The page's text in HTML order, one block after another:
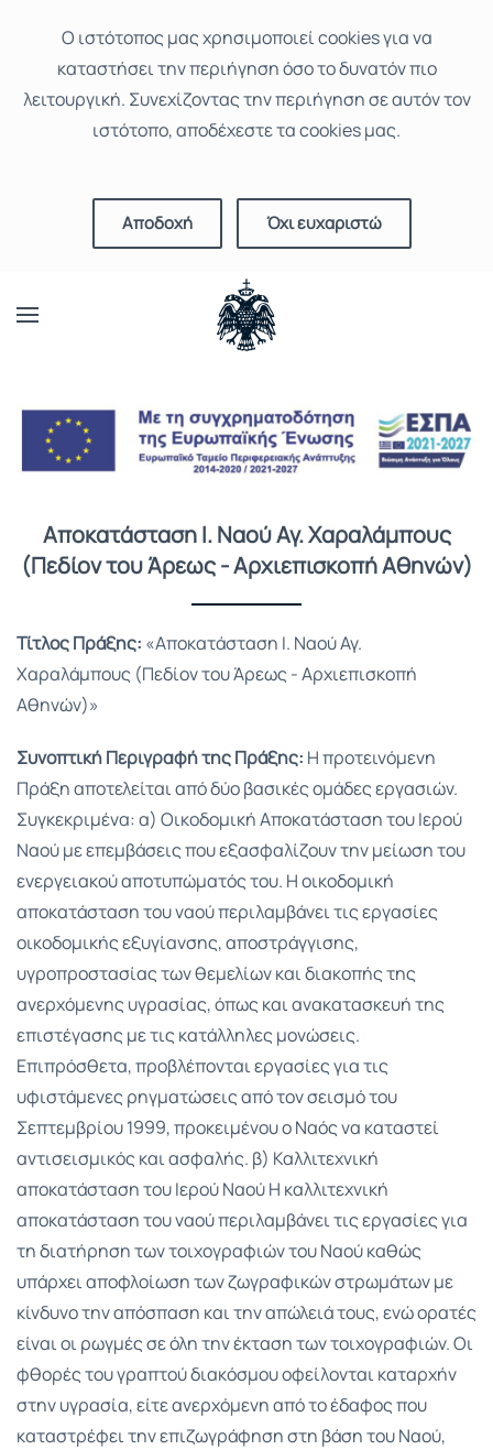
Ο ιστότοπoς μας χρησιμοποιεί cookies για να
καταστήσει την περιήγηση όσο το δυνατόν πιο
λειτουργική. Συνεχίζοντας την περιήγηση σε αυτόν τον
ιστότοπο, αποδέχεστε τα cookies μας.
Αποδοχή Όχι ευχαριστώ
Αποκατάσταση Ι. Ναού Αγ. Χαραλάμπους
(Πεδίον του Άρεως - Αρχιεπισκοπή Αθηνών)
Τίτλος Πράξης: «Αποκατάσταση Ι. Ναού Αγ.
Χαραλάμπους (Πεδίον του Άρεως - Αρχιεπισκοπή
Αθηνών)»
Συνοπτική Περιγραφή της Πράξης: Η προτεινόμενη
Πράξη αποτελείται από δύο βασικές ομάδες εργασιών.
Συγκεκριμένα: α) Οικοδομική Αποκατάσταση του Ιερού
Ναού με επεμβάσεις που εξασφαλίζουν την μείωση του
ενεργειακού αποτυπώματός του. Η οικοδομική
αποκατάσταση του ναού περιλαμβάνει τις εργασίες
οικοδομικής εξυγίανσης, αποστράγγισης,
υγροπροστασίας των θεμελίων και διακοπής της
ανερχόμενης υγρασίας, όπως και ανακατασκευή της
επιστέγασης με τις κατάλληλες μονώσεις.
Επιπρόσθετα, προβλέπονται εργασίες για τις
υφιστάμενες ρηγματώσεις από τον σεισμό του
Σεπτεμβρίου 1999, προκειμένου ο Ναός να καταστεί
αντισεισμικός και ασφαλής. β) Καλλιτεχνική
αποκατάσταση του Ιερού Ναού Η καλλιτεχνική
αποκατάσταση του ναού περιλαμβάνει τις εργασίες για
τη διατήρηση των τοιχογραφιών του Ναού καθώς
υπάρχει αποφλοίωση των ζωγραφικών στρωμάτων με
κίνδυνο την απόσπαση και την απώλειά τους, ενώ ορατές
είναι οι ρωγμές σε όλη την έκταση των τοιχογραφιών. Οι
φθορές του γραπτού διακόσμου οφείλονται καταρχήν
στην υγρασία, είτε ανερχόμενη από το έδαφος που
καταστρέφει την επιζωγράφηση στη βάση του Ναού,